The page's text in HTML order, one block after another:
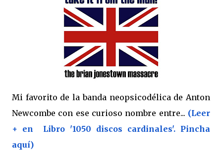
Mi favorito de la banda neopsicodélica de Anton
Newcombe con ese curioso nombre entre... (Leer
+ en Libro '1050 discos cardinales'. Pincha
aquí)